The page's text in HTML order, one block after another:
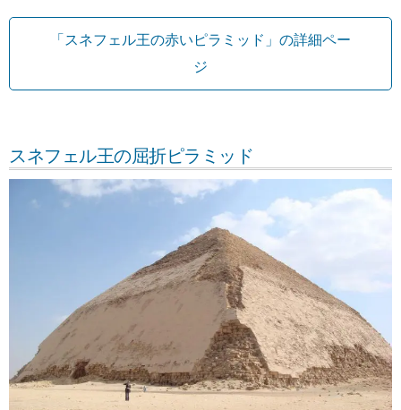
「スネフェル王の赤いピラミッド」の詳細ペー
ジ
スネフェル王の屈折ピラミッド